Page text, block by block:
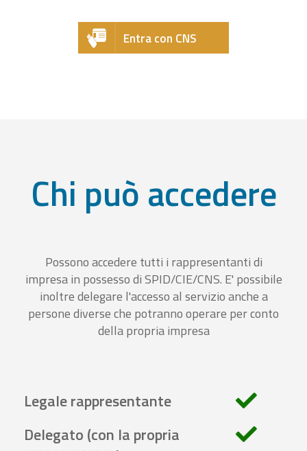
Entra con CNS
Chi può accedere
Possono accedere tutti i rappresentanti di
impresa in possesso di SPID/CIE/CNS. E' possibile
inoltre delegare l'accesso al servizio anche a
persone diverse che potranno operare per conto
della propria impresa
Legale rappresentante
Delegato (con la propria